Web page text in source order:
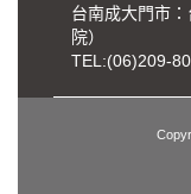
台南成大門市
院）
TEL:(06)209-